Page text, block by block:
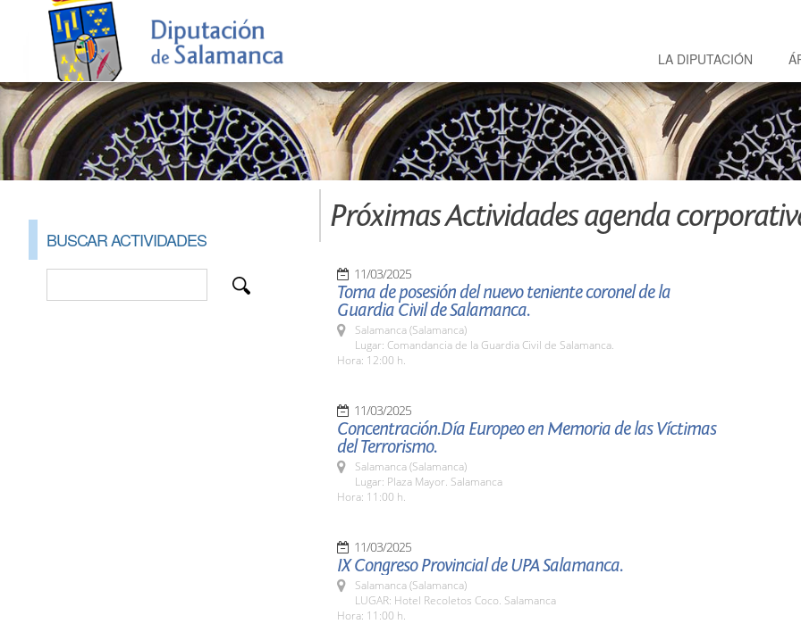
LA DIPUTACIÓN
BUSCAR ACTIVIDADES
Próximas Actividades agenda
11/03/2025
Toma de posesión del nuevo teniente coronel de la
Guardia Civil de Salamanca.
Salamanca (Salamanca)
Lugar: Comandancia de la Guardia Civil de Salamanca.
Hora: 12:00 h.
11/03/2025
Concentración.Día Europeo en Memoria de las Víctimas
del Terrorismo.
Salamanca (Salamanca)
Lugar: Plaza Mayor. Salamanca
Hora: 11:00 h.
11/03/2025
IX Congreso Provincial de UPA Salamanca.
Salamanca (Salamanca)
LUGAR: Hotel Recoletos Coco. Salamanca
Hora: 11:00 h.